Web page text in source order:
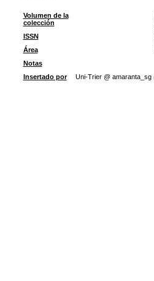
Volumen de la
colección
ISSN
Área
Notas
Insertado por
Uni-Trier @ amaranta_sg